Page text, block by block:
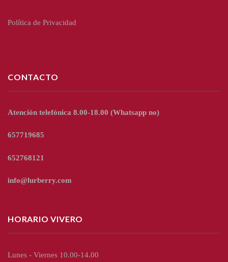
Política de Privacidad
CONTACTO
Atención telefónica 8.00-18.00 (Whatsapp no)
657719685
652768121
info@lurberry.com
HORARIO VIVERO
Lunes - Viernes 10.00-14.00